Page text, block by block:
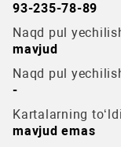
93-235-78-89
Naqd pul
mavjud
Naqd pul
-
Kartalarning
mavjud emas